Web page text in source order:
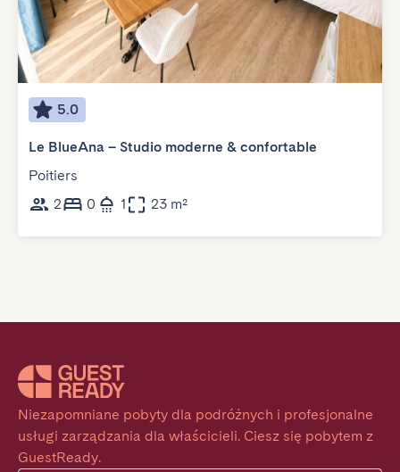
5.0
Le BlueAna – Studio moderne & confortable
Poitiers
2
0 1 23 m²
Niezapomniane pobyty dla podróżnych i profesjonalne
usługi zarządzania dla właścicieli. Ciesz się pobytem z
GuestReady.